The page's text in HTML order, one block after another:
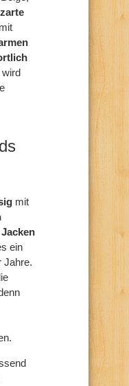
zarte
wird
mit
Jacken
ein
Jahre.